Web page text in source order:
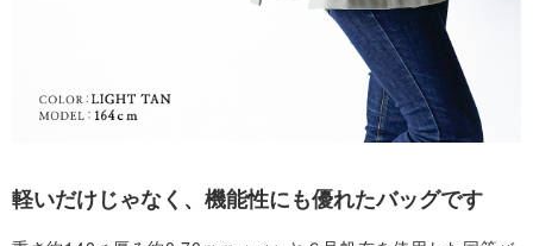
店
軽いだけじゃなく、機能性にも優れたバッグです